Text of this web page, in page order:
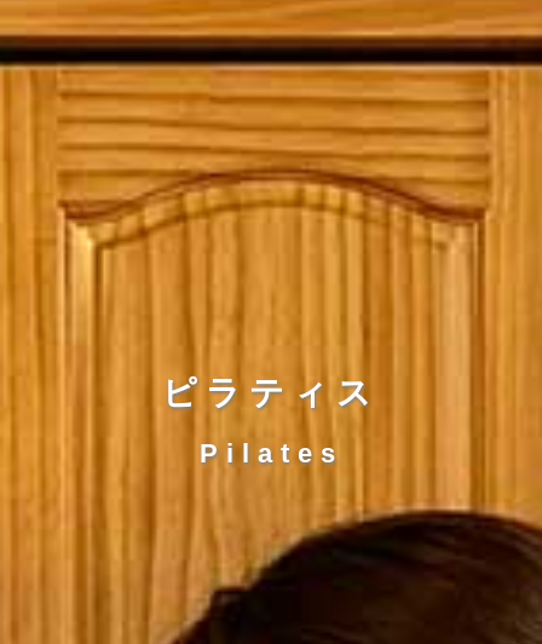
ピラティス
Pilates